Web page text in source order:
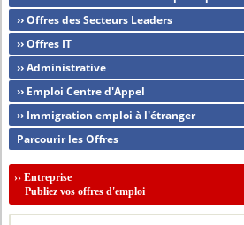
›› Offres des Secteurs Leaders
›› Offres IT
›› Administrative
›› Emploi Centre d'Appel
›› Immigration emploi à l'étranger
Parcourir les Offres
››Entreprise
Publiez vos offres d'emploi